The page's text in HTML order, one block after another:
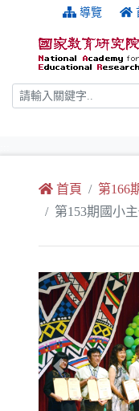
跳到主要內容 導覽
搜尋
首頁 第166
第153期國小
Previous